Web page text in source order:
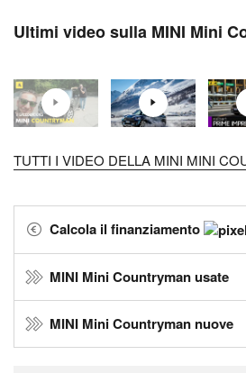
Ultimi video sulla MINI Mini
TUTTI I VIDEO DELLA MINI MINI
Calcola il finanziamento
MINI Mini Countryman usate
MINI Mini Countryman nuove